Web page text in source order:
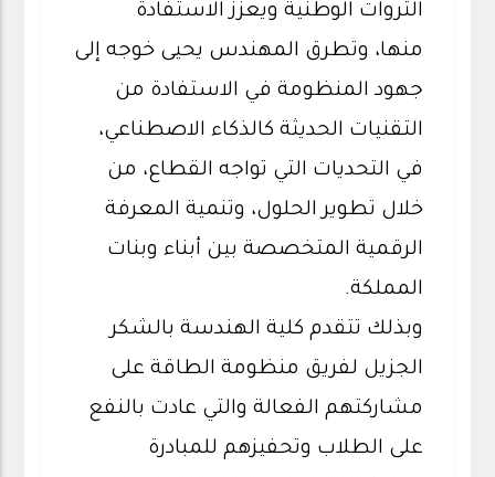
الثروات الوطنية ويعزز الاستفادة
منها، وتطرق المهندس يحيى خوجه إلى
جهود المنظومة في الاستفادة من
التقنيات الحديثة كالذكاء الاصطناعي،
في التحديات التي تواجه القطاع، من
خلال تطوير الحلول، وتنمية المعرفة
الرقمية المتخصصة بين أبناء وبنات
المملكة.
وبذلك تتقدم كلية الهندسة بالشكر
الجزيل لفريق منظومة الطاقة على
مشاركتهم الفعالة والتي عادت بالنفع
على الطلاب وتحفيزهم للمبادرة